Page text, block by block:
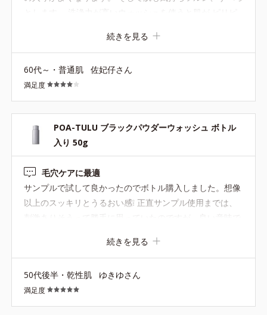
とします。 洗浄力が高いウォッシュを使うと肌が ピリピ
イルドなものを選んでいます。 こちらはスペシャルケアと
して 使い始めは半月に1回、 次に10日に1回、 特段の肌ト
ラブルはなかったので暑くなってからは週に1回の頻度で
使っています。 短時間ですが泡を顔にのせたままにしてし
まい、洗眼後に皮膚の薄い目の下あたりがヒリヒリしたこ
とがありました。 それからは気を付けて使用しています
が、 やはりヨゴレをしっかりめにオフできるウォッシュだ
と思います。 Tゾーンをすっきりさせたいときに とくに小
続きを見る
60代～・普通肌 佐妃仔さん
満足度
POA-TULU ブラックパウダーウォッシュ ボトル
入り 50g
毛穴ケアに最適
サンプルで試して良かったのでボトル購入しました。想像
以上のスッキリとうるおい感❕️ 正直サンプル使用までは、
刺激ありそうって勝手に思っていたのですが、良い意味で
も心地よい泡）になります。 くすみ・角質ケアには、しば
らくアクアピーリングジェルを使用、現在はリフレッシン
グスキントナー・クラリファイングジュレウォッシュを使
用中です❣️ そして新たに、毛穴ケアの代表格となってくれ
ると期待できるブラックパウダーウォッシュを持てて、満
続きを見る
50代後半・乾性肌 ゆきゆさん
満足度